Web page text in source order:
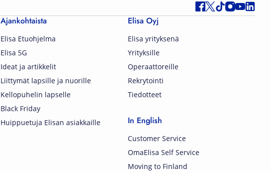
Ajankohtaista
Elisa Etuohjelma
Elisa 5G
Ideat ja artikkelit
Liittymät lapsille ja nuorille
Kellopuhelin lapselle
Black Friday
Huippuetuja Elisan asiakkaille
Elisa Oyj
Elisa yrityksenä
Yrityksille
Operaattoreille
Rekrytointi
Tiedotteet
In English
Customer Service
OmaElisa Self Service
Moving to Finland